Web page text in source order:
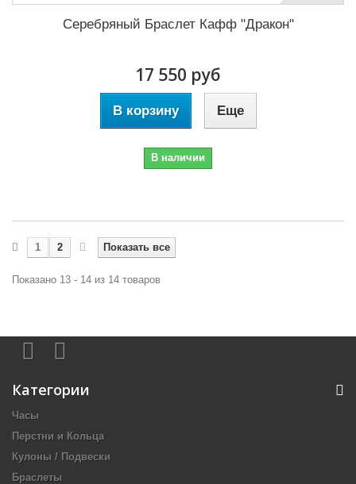
Серебряный Браслет Кафф "Дракон"
17 550 руб
В корзину Еще
В наличии
Показать все
1 2
Показано 13 - 14 из 14 товаров
Категории
Часы
Перстни и Кольца
Кулоны / Подвески
Браслеты